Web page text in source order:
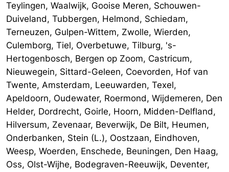
Teylingen, Waalwijk, Gooise Meren, Schouwen-
Duiveland, Tubbergen, Helmond, Schiedam,
Terneuzen, Gulpen-Wittem, Zwolle, Wierden,
Culemborg, Tiel, Overbetuwe, Tilburg, 's-
Hertogenbosch, Bergen op Zoom, Castricum,
Nieuwegein, Sittard-Geleen, Coevorden, Hof van
Twente, Amsterdam, Leeuwarden, Texel,
Apeldoorn, Oudewater, Roermond, Wijdemeren, Den
Helder, Dordrecht, Goirle, Hoorn, Midden-Delfland,
Hilversum, Zevenaar, Beverwijk, De Bilt, Heumen,
Onderbanken, Stein (L.), Oostzaan, Eindhoven,
Weesp, Woerden, Enschede, Beuningen, Den Haag,
Oss, Olst-Wijhe, Bodegraven-Reeuwijk, Deventer,